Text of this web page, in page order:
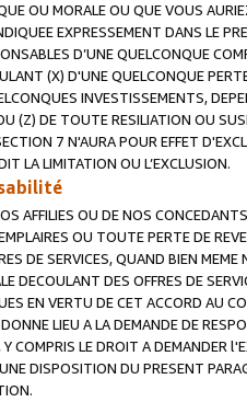
OU MORALE OU QUE VOUS
EXPRESSEMENT DANS LE
D’UNE QUELCONQUE
(X) D'UNE QUELCONQUE
INVESTISSEMENTS,
(Z) DE TOUTE RESILIATION OU
7 N'AURA POUR EFFET
LA LIMITATION OU L’EXCLUSION.
AFFILIES OU DE NOS
OU TOUTE PERTE DE
DE SERVICES, QUAND BIEN
DECOULANT DES OFFRES DE
EN VERTU DE CET ACCORD AU
LIEU A LA DEMANDE DE
COMPRIS LE DROIT A DEMANDER
DISPOSITION DU PRESENT